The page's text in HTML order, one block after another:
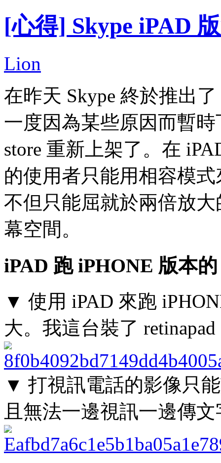
[心得] Skype iPAD
Lion
在昨天 Skype 終於推出
一度因為某些原因而暫
store 重新上架了。在
的使用者只能用相容模式
不但只能屈就於兩倍放
幕空間。
iPAD 跑 iPHONE 版本
▼ 使用 iPAD 來跑
大。我這台裝了
▼ 打視訊電話的影像只
且無法一邊視訊一邊傳